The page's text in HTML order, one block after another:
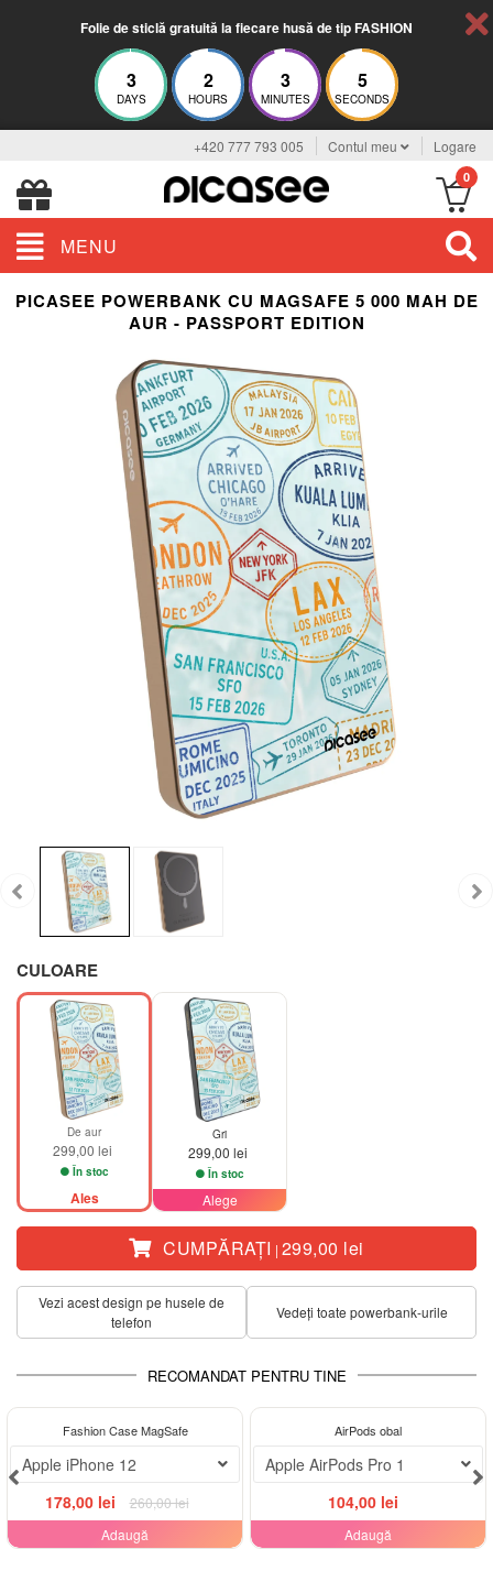
Folie de sticlă gratuită la fiecare husă de tip FASHION
3
DAYS
2
HOURS
3
MINUTES
5
SECONDS
+420 777 793 005 Contul meu Logare
0
MENU
PICASEE POWERBANK CU MAGSAFE 5 000 MAH DE
AUR - PASSPORT EDITION
CULOARE
De aur
299,00 lei
În stoc
Ales
Gri
299,00 lei
În stoc
Alege
CUMPĂRAŢI | 299,00 lei
Vezi acest design pe husele de
telefon
Vedeți toate powerbank-urile
RECOMANDAT PENTRU TINE
Fashion Case MagSafe
Apple iPhone 12
178,00 lei
260,00 lei
Adaugă
AirPods obal
Apple AirPods Pro 1
104,00 lei
Adaugă